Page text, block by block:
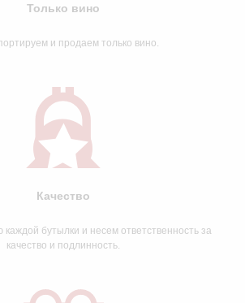
Только вино
и продаем только вино.
Качество
бутылки и несем ответственность за
качество и подлинность.